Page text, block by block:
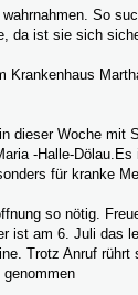
So
da ist sie sich
Krankenhaus
dieser Woche mit
-Halle-Dölau.Es
für kranke
so nötig.
ist am 6. Juli das
Trotz Anruf rührt